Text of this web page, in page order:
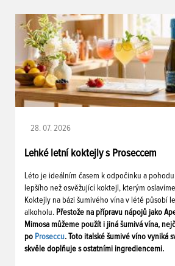
28. 07. 2026
Lehké letní koktejly s Proseccem
Léto je ideálním časem k odpočinku a
lepšího než osvěžující koktejl, kterým
Koktejly na bázi šumivého vína v létě působí
alkoholu. Přestože na přípravu nápojů jako
Mimosa můžeme použít i jiná šumivá vína,
po Proseccu. Toto italské šumivé víno vyniká
skvěle doplňuje s ostatními ingrediencemi.